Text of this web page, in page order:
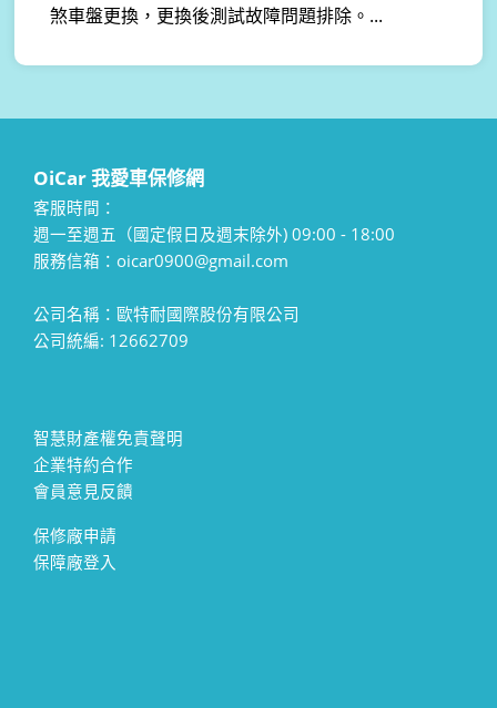
煞車盤更換，更換後測試故障問題排除。...
OiCar 我愛車保修網
客服時間：
週一至週五（國定假日及週末除外) 09:00 - 18:00
服務信箱：oicar0900@gmail.com
公司名稱：歐特耐國際股份有限公司
公司統編: 12662709
智慧財產權免責聲明
企業特約合作
會員意見反饋
保修廠申請
保障廠登入